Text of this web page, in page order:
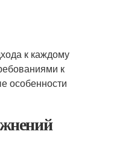
к каждому
к
особенности